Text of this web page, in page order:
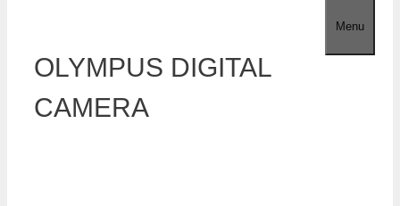
Menu
OLYMPUS DIGITAL
CAMERA